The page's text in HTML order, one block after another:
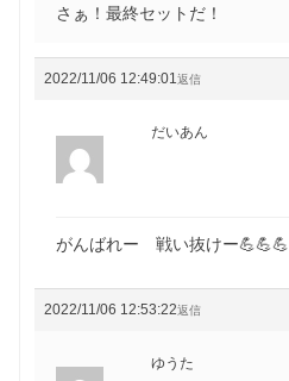
さぁ！最終セットだ！
2022/11/06 12:49:01返信
だいあん
がんばれー 戦い抜けー💪💪💪
2022/11/06 12:53:22返信
ゆうた